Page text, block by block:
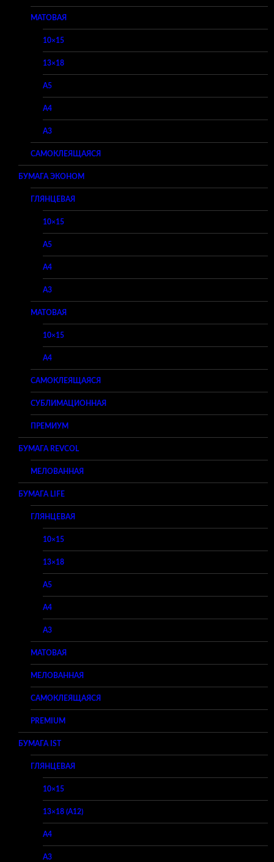
МАТОВАЯ
10×15
13×18
A5
A4
A3
САМОКЛЕЯЩАЯСЯ
БУМАГА ЭКОНОМ
ГЛЯНЦЕВАЯ
10×15
A5
A4
A3
МАТОВАЯ
10×15
A4
САМОКЛЕЯЩАЯСЯ
СУБЛИМАЦИОННАЯ
ПРЕМИУМ
БУМАГА REVCOL
МЕЛОВАННАЯ
БУМАГА LIFE
ГЛЯНЦЕВАЯ
10×15
13×18
A5
A4
A3
МАТОВАЯ
МЕЛОВАННАЯ
САМОКЛЕЯЩАЯСЯ
PREMIUM
БУМАГА IST
ГЛЯНЦЕВАЯ
10×15
13×18 (A12)
A4
A3